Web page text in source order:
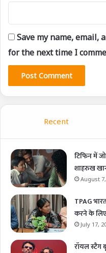
Save my name, email,
for the next time I
Recent
टिफिन में
शाहरुख
August
TPAG
करने के
July 17,
रॉयल स्टैग